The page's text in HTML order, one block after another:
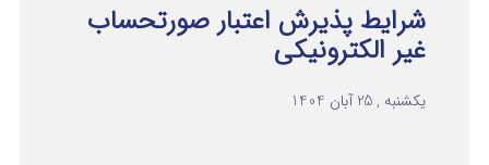
شرایط پذیرش اعتبار صورتحساب
غیر الکترونیکی
یکشنبه , 25 آبان 1404